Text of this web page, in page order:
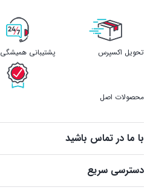
تحویل اکسپرس پشتیبانی همیشگی
محصولات اصل
با ما در تماس باشید
دسترسی سریع